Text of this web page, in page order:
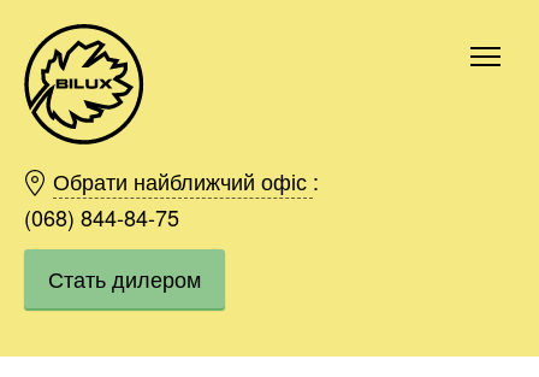
Обрати найближчий офіс :
(068) 844-84-75
Стать дилером
Киев
Харьков
Одесса
Днепр
Ивано-Франковск
Область